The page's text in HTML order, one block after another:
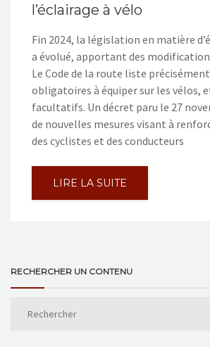
l’éclairage à vélo
Fin 2024, la législation en matière
a évolué, apportant des
Le Code de la route liste
obligatoires à équiper sur les vélos,
facultatifs. Un décret paru le 27
de nouvelles mesures visant à
des cyclistes et des conducteurs
LIRE LA SUITE
RECHERCHER UN CONTENU